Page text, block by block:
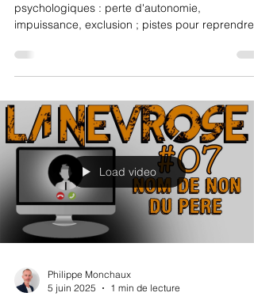
psychologiques : perte d'autonomie,
impuissance, exclusion ; pistes pour reprendre
Load video
Philippe Monchaux
5 juin 2025
1 min de lecture